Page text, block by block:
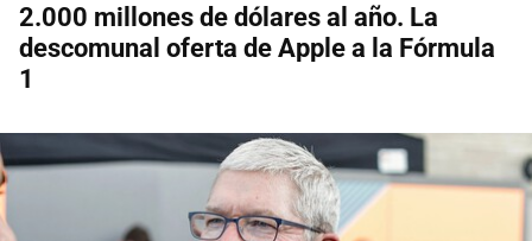
2.000 millones de dólares al año. La
descomunal oferta de Apple a la Fórmula
1